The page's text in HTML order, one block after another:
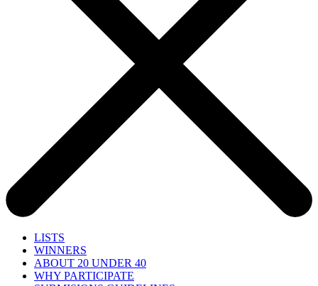
LISTS
WINNERS
ABOUT 20 UNDER 40
WHY PARTICIPATE